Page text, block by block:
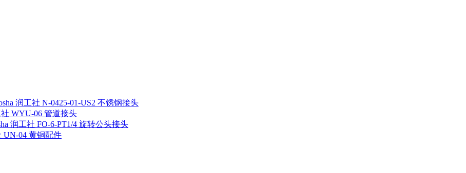
润工社 N-0425-01-US2 不锈钢接头
社 WYU-06 管道接头
润工社 FO-6-PT1/4 旋转公头接头
UN-04 黄铜配件